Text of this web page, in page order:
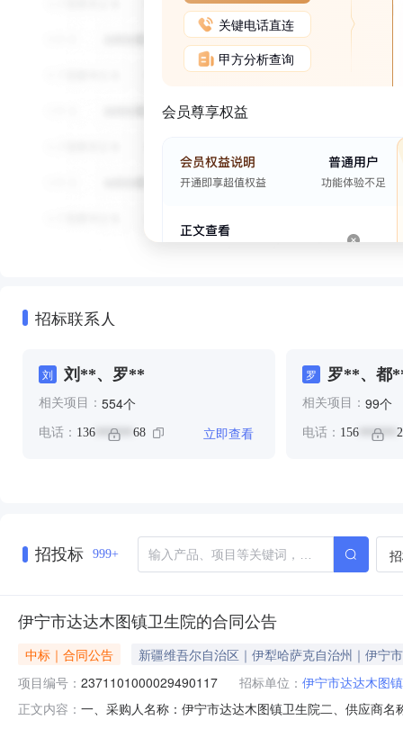
关键电话直连
甲方分析查询
会员尊享权益
招标联系人
刘 刘**、罗**
相关项目： 554个
电话： 136 ****** 68 立即查看
罗 罗**、都
相关项目： 99个
电话： 156******
招投标 999+
伊宁市达达木图镇卫生院的合同公告
中标｜合同公告
新疆维吾尔自治区｜伊犁哈萨克自治州｜伊宁市
项目编号： 2371101000029490117 招标单位： 伊宁市达达木图
正文内容： 一、采购人名称：伊宁市达达木图镇卫生院二、供应商